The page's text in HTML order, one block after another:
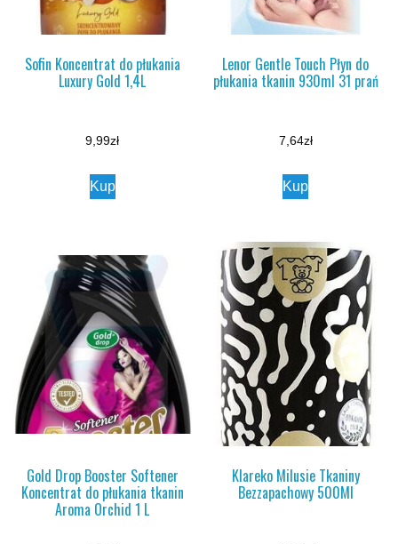
Sofin Koncentrat do płukania
Luxury Gold 1,4L
9,99zł
Kup
Lenor Gentle Touch Płyn do
płukania tkanin 930ml 31 prań
7,64zł
Kup
Gold Drop Booster Softener
Koncentrat do płukania tkanin
Aroma Orchid 1 L
Klareko Milusie Tkaniny
Bezzapachowy 500Ml